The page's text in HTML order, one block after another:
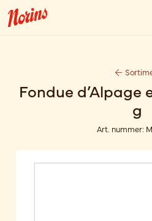
Fondue d’Alpage
g
Art. nummer: